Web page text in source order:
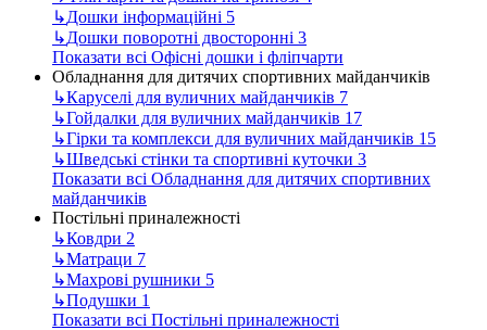
↳Дошки інформаційні 5
↳Дошки поворотні двосторонні 3
Показати всі Офісні дошки і фліпчарти
Обладнання для дитячих спортивних майданчиків
↳Каруселі для вуличних майданчиків 7
↳Гойдалки для вуличних майданчиків 17
↳Гірки та комплекси для вуличних майданчиків 15
↳Шведські стінки та спортивні куточки 3
Показати всі Обладнання для дитячих спортивних
майданчиків
Постільні приналежності
↳Ковдри 2
↳Матраци 7
↳Махрові рушники 5
↳Подушки 1
Показати всі Постільні приналежності